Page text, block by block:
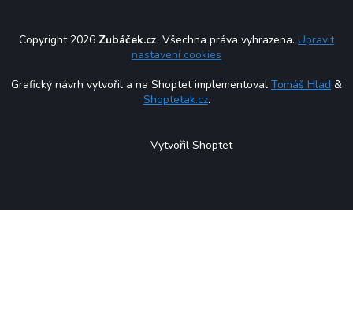
Copyright 2026 Zubáček.cz. Všechna práva vyhrazena. Upravit
nastavení cookies
Grafický návrh vytvořil a na Shoptet implementoval Tomáš Hlad &
Shoptetak.cz.
Vytvořil Shoptet